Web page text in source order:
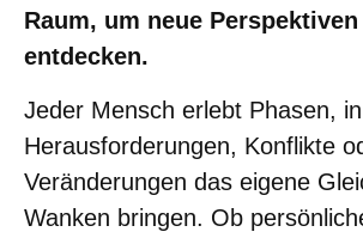
Raum, um neue Perspektiven
entdecken.
Jeder Mensch erlebt Phasen,
Herausforderungen, Konflikte
Veränderungen das eigene
Wanken bringen. Ob